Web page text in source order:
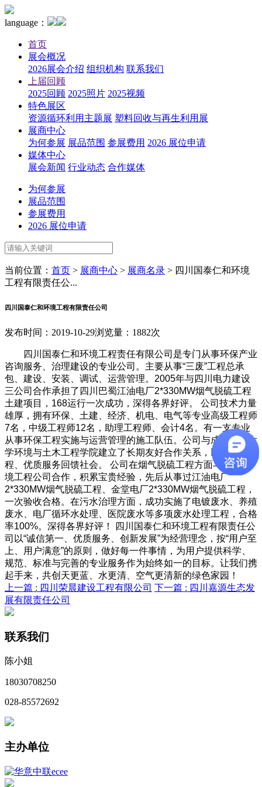
language：
首页
展会概况
2026展会介绍 组织机构 联系我们
上届回顾
2025回顾 2025照片 2025视频
特色展区
资源循环利用主题展 塑料回收与再生利用展
展商中心
为何参展 展品范围 参展费用 2026 展位申请
媒体中心
展会新闻 行业动态 合作媒体
为何参展
展品范围
参展费用
2026 展位申请
当前位置： 首页 > 展商中心 > 展商名录 > 四川国泰仁和环境
工程有限责任公...
四川国泰仁和环境工程有限责任公司
发布时间：2019-10-29浏览量：1882次
四川国泰仁和环境工程责任有限公司是专门从事环保产业
咨询服务、治理建设的专业公司。主要从事“三废”工程总承
包、建设、安装、调试、运营管理。2005年与四川电力建设
三公司合作承担了四川巴蜀江油电厂2*330MW烟气脱硫工程
土建项目，168运行一次成功，深得各界好评。 公司技术力量
雄厚，拥有环保、土建、经济、机电、电气等专业高级工程师
7名，中级工程师12名，助理工程师、会计4名。有一支专业
从事环保工程实施与运营管理的施工队伍。公司与成都理工大
学环境与土木工程学院建立了长期友好合作关系，以精品工
程、优质服务回馈社会。 公司在烟气脱硫工程方面与国华环
境工程公司合作，积累宝贵经验，先后从事过江油电厂
2*330MW烟气脱硫工程、金堂电厂2*330MW烟气脱硫工程，
一次验收合格。在污水治理方面，成功实施了电镀废水、养殖
废水、电厂循环水处理、医院废水等多项废水处理工程，合格
率100%。深得各界好评！ 四川国泰仁和环境工程有限责任公
司以“诚信第一、优质服务、创新发展”为经营理念，按“用户至
上、用户满意”的原则，做好每一件事情，为用户提供科学、
规范、标准与完善的专业服务作为始终如一的目标。让我们携
起手来，共创天更蓝、水更清、空气更清新的绿色家园！
上一篇 : 四川荣晨建设工程有限公司 下一篇 : 四川嘉源生态发
展有限责任公司
联系我们
陈小姐
18030708250
028-85572692
主办单位